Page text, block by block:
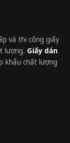
và thi công giấy
lượng. Giấy dán
khẩu chất lượng